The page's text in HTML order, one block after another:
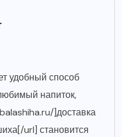
удобный способ
напиток,
]доставка
url] становится